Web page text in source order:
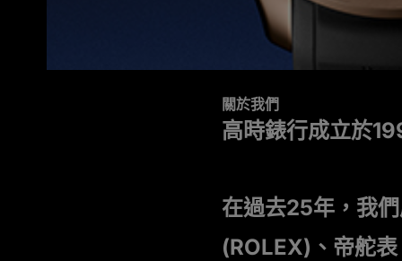
關於我們
高時錶行成立於
在過去25年，我
(ROLEX)、帝舵